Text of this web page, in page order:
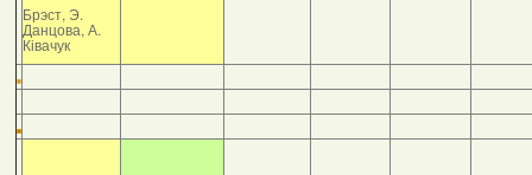
Брэст, Э.
Данцова, А.
Ківачук